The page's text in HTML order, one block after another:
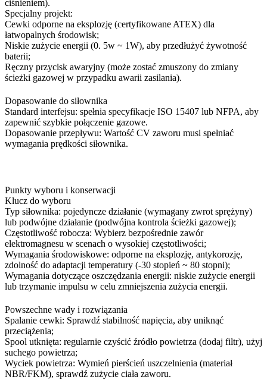
ciśnieniem).
Specjalny projekt:
Cewki odporne na eksplozję (certyfikowane ATEX) dla
łatwopalnych środowisk;
Niskie zużycie energii (0. 5w ~ 1W), aby przedłużyć żywotność
baterii;
Ręczny przycisk awaryjny (może zostać zmuszony do zmiany
ścieżki gazowej w przypadku awarii zasilania).
Dopasowanie do siłownika
Standard interfejsu: spełnia specyfikacje ISO 15407 lub NFPA, aby
zapewnić szybkie połączenie gazowe.
Dopasowanie przepływu: Wartość CV zaworu musi spełniać
wymagania prędkości siłownika.
Punkty wyboru i konserwacji
Klucz do wyboru
Typ siłownika: pojedyncze działanie (wymagany zwrot sprężyny)
lub podwójne działanie (podwójna kontrola ścieżki gazowej);
Częstotliwość robocza: Wybierz bezpośrednie zawór
elektromagnesu w scenach o wysokiej częstotliwości;
Wymagania środowiskowe: odporne na eksplozję, antykorozję,
zdolność do adaptacji temperatury (-30 stopień ~ 80 stopni);
Wymagania dotyczące oszczędzania energii: niskie zużycie energii
lub trzymanie impulsu w celu zmniejszenia zużycia energii.
Powszechne wady i rozwiązania
Spalanie cewki: Sprawdź stabilność napięcia, aby uniknąć
przeciążenia;
Spool utknięta: regularnie czyścić źródło powietrza (dodaj filtr), użyj
suchego powietrza;
Wyciek powietrza: Wymień pierścień uszczelnienia (materiał
NBR/FKM), sprawdź zużycie ciała zaworu.